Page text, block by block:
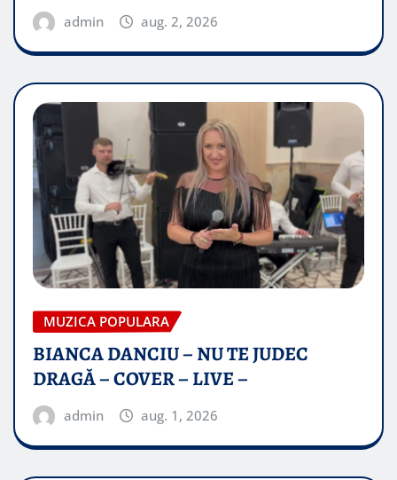
admin aug. 2, 2026
MUZICA POPULARA
BIANCA DANCIU – NU TE JUDEC
DRAGĂ – COVER – LIVE –
admin aug. 1, 2026